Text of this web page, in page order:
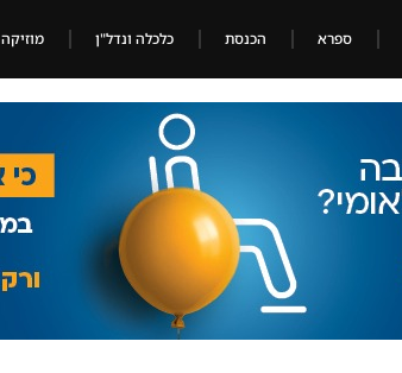
ספרא הכנסת כלכלה ונדל"ן מוזיקה